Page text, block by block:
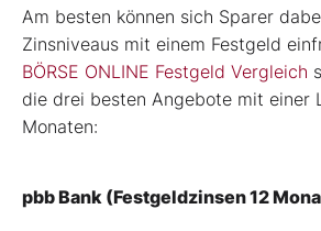
Am besten können sich Sparer
Zinsniveaus mit einem Festgeld
BÖRSE ONLINE Festgeld Vergleich
die drei besten Angebote mit einer
Monaten:
pbb Bank (Festgeldzinsen 12